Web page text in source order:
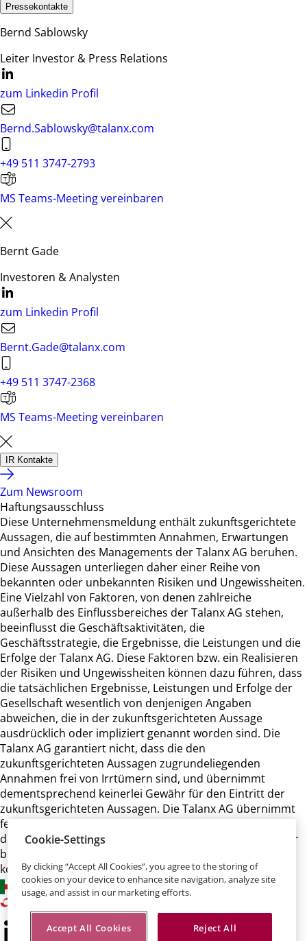
Pressekontakte
Bernd Sablowsky
Leiter Investor & Press Relations
zum Linkedin Profil
Bernd.Sablowsky@talanx.com
+49 511 3747-2793
MS Teams-Meeting vereinbaren
Bernt Gade
Investoren & Analysten
zum Linkedin Profil
Bernt.Gade@talanx.com
+49 511 3747-2368
MS Teams-Meeting vereinbaren
IR Kontakte
Zum Newsroom
Haftungsausschluss
Diese Unternehmensmeldung enthält zukunftsgerichtete
Aussagen, die auf bestimmten Annahmen, Erwartungen
und Ansichten des Managements der Talanx AG beruhen.
Diese Aussagen unterliegen daher einer Reihe von
bekannten oder unbekannten Risiken und Ungewissheiten.
Eine Vielzahl von Faktoren, von denen zahlreiche
außerhalb des Einflussbereiches der Talanx AG stehen,
beeinflusst die Geschäftsaktivitäten, die
Geschäftsstrategie, die Ergebnisse, die Leistungen und die
Erfolge der Talanx AG. Diese Faktoren bzw. ein Realisieren
der Risiken und Ungewissheiten können dazu führen, dass
die tatsächlichen Ergebnisse, Leistungen und Erfolge der
Gesellschaft wesentlich von denjenigen Angaben
abweichen, die in der zukunftsgerichteten Aussage
ausdrücklich oder impliziert genannt worden sind. Die
Talanx AG garantiert nicht, dass die den
zukunftsgerichteten Aussagen zugrundeliegenden
Annahmen frei von Irrtümern sind, und übernimmt
dementsprechend keinerlei Gewähr für den Eintritt der
zukunftsgerichteten Aussagen. Die Talanx AG übernimmt
ferner keine Verpflichtung und beabsichtigt auch nicht,
diese zukunftsgerichteten Aussagen zu aktualisieren oder
bei einer anderen als der erwarteten Entwicklung zu
korrigieren.
Cookie-Settings
By clicking “Accept All Cookies”, you agree to the storing of
cookies on your device to enhance site navigation, analyze site
usage, and assist in our marketing efforts.
Accept All Cookies Reject All